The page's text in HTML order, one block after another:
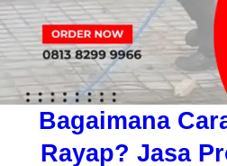
Bagaimana
Rayap? Jasa